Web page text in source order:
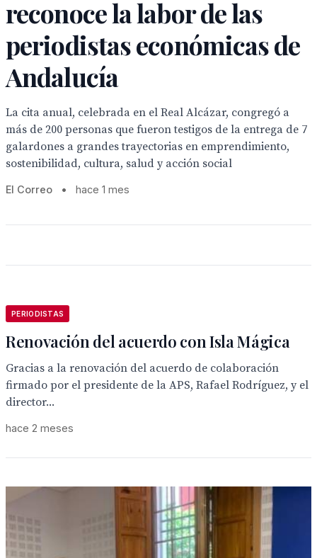
reconoce la labor de las
periodistas económicas de
Andalucía
La cita anual, celebrada en el Real Alcázar, congregó a
más de 200 personas que fueron testigos de la entrega de 7
galardones a grandes trayectorias en emprendimiento,
sostenibilidad, cultura, salud y acción social
El Correo • hace 1 mes
PERIODISTAS
Renovación del acuerdo con Isla Mágica
Gracias a la renovación del acuerdo de colaboración
firmado por el presidente de la APS, Rafael Rodríguez, y el
director...
hace 2 meses